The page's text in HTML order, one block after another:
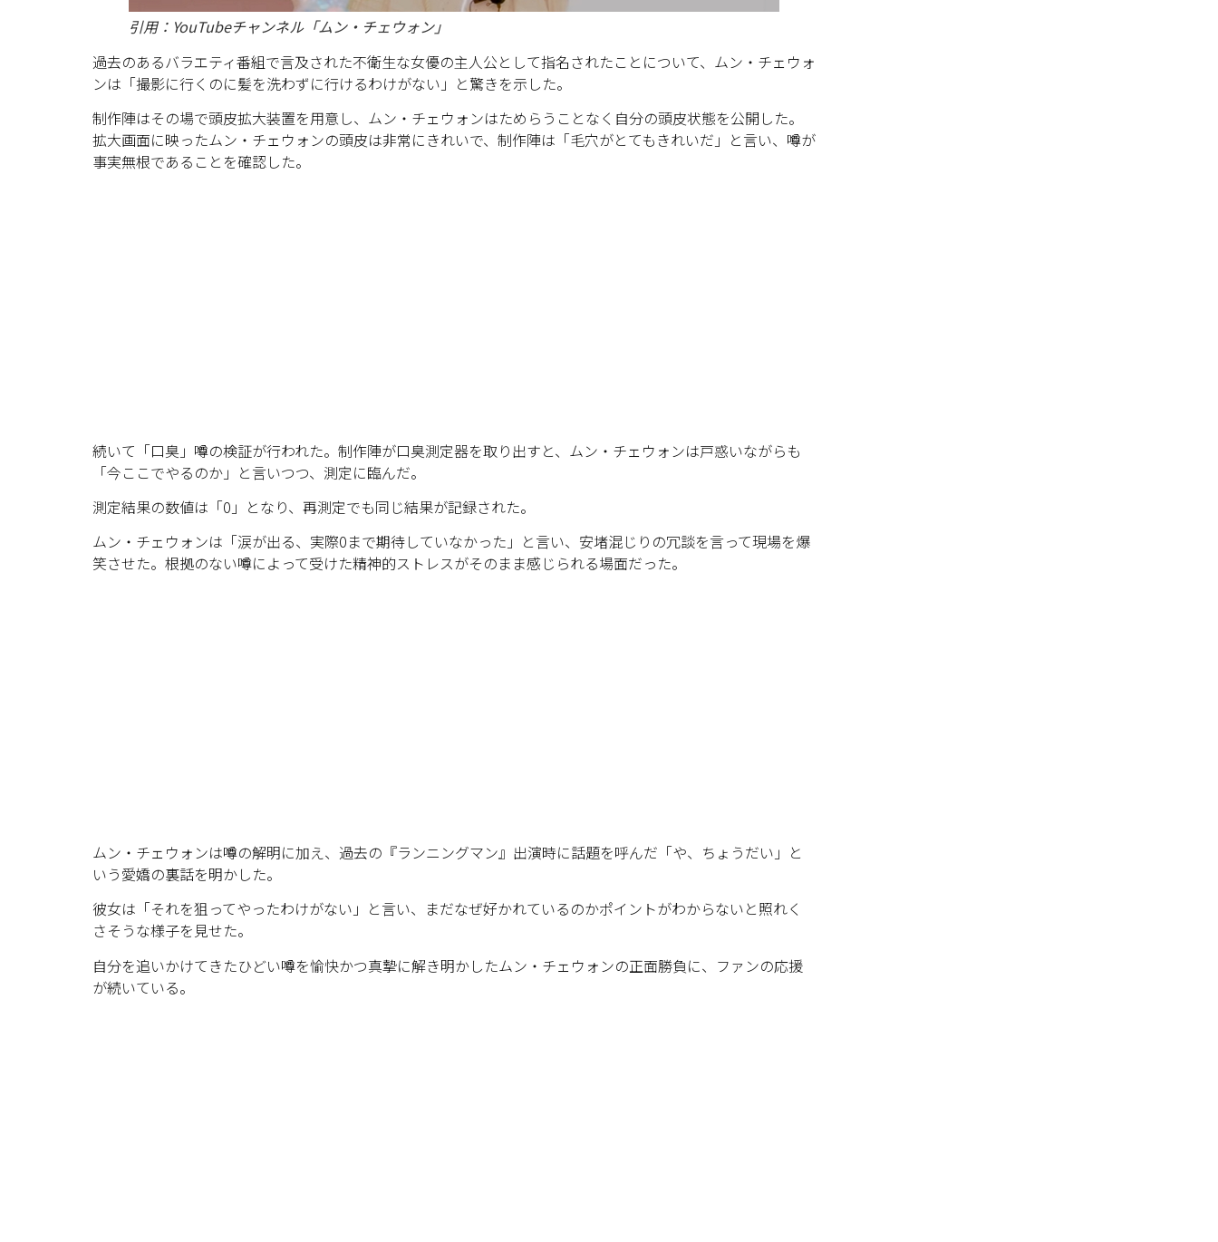
引用：YouTubeチャンネル「ムン・チェウォン」
過去のあるバラエティ番組で言及された不衛生な女優の主人公として指名されたことについて、ムン・チェウォ
ンは「撮影に行くのに髪を洗わずに行けるわけがない」と驚きを示した。
制作陣はその場で頭皮拡大装置を用意し、ムン・チェウォンはためらうことなく自分の頭皮状態を公開した。
拡大画面に映ったムン・チェウォンの頭皮は非常にきれいで、制作陣は「毛穴がとてもきれいだ」と言い、噂が
事実無根であることを確認した。
続いて「口臭」噂の検証が行われた。制作陣が口臭測定器を取り出すと、ムン・チェウォンは戸惑いながらも
「今ここでやるのか」と言いつつ、測定に臨んだ。
測定結果の数値は「0」となり、再測定でも同じ結果が記録された。
ムン・チェウォンは「涙が出る、実際0まで期待していなかった」と言い、安堵混じりの冗談を言って現場を爆
笑させた。根拠のない噂によって受けた精神的ストレスがそのまま感じられる場面だった。
ムン・チェウォンは噂の解明に加え、過去の『ランニングマン』出演時に話題を呼んだ「や、ちょうだい」と
いう愛嬌の裏話を明かした。
彼女は「それを狙ってやったわけがない」と言い、まだなぜ好かれているのかポイントがわからないと照れく
さそうな様子を見せた。
自分を追いかけてきたひどい噂を愉快かつ真摯に解き明かしたムン・チェウォンの正面勝負に、ファンの応援
が続いている。